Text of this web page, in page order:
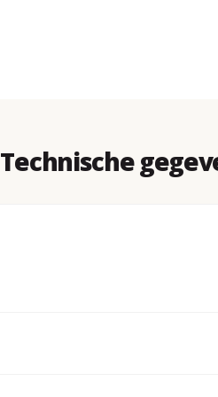
Technische